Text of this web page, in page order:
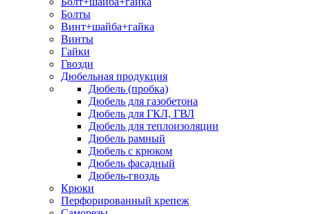
Болты
Винт+шайба+гайка
Винты
Гайки
Гвозди
Дюбельная продукция
Дюбель (пробка)
Дюбель для газобетона
Дюбель для ГКЛ, ГВЛ
Дюбель для теплоизоляции
Дюбель рамный
Дюбель с крюком
Дюбель фасадный
Дюбель-гвоздь
Крюки
Перфорированный крепеж